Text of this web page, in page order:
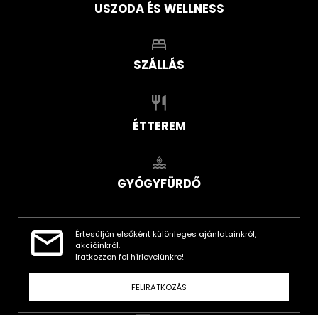
USZODA ÉS WELLNESS
SZÁLLÁS
ÉTTEREM
GYÓGYFÜRDŐ
Értesüljön elsőként különleges ajánlatainkról,
akcióinkról.
Iratkozzon fel hírlevelünkre!
FELIRATKOZÁS